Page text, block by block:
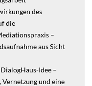
des
die
–
aus Sicht
Idee –
und eine